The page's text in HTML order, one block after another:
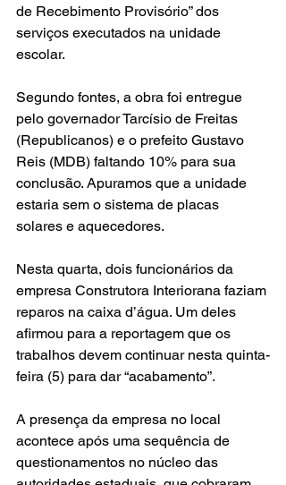
de Recebimento Provisório” dos
serviços executados na unidade
escolar.
Segundo fontes, a obra foi entregue
pelo governador Tarcísio de Freitas
(Republicanos) e o prefeito Gustavo
Reis (MDB) faltando 10% para sua
conclusão. Apuramos que a unidade
estaria sem o sistema de placas
solares e aquecedores.
Nesta quarta, dois funcionários da
empresa Construtora Interiorana faziam
reparos na caixa d’água. Um deles
afirmou para a reportagem que os
trabalhos devem continuar nesta quinta-
feira (5) para dar “acabamento”.
A presença da empresa no local
acontece após uma sequência de
questionamentos no núcleo das